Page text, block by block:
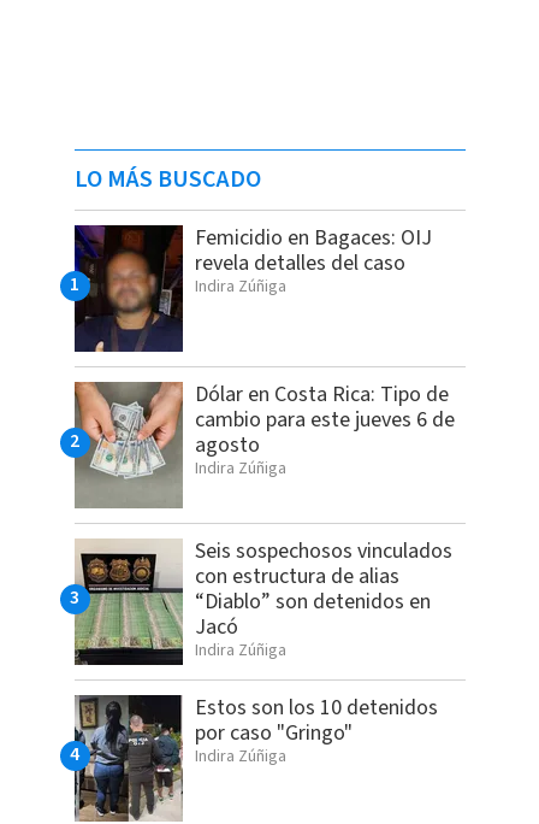
LO MÁS BUSCADO
Femicidio en Bagaces: OIJ
revela detalles del caso
Indira Zúñiga
Dólar en Costa Rica: Tipo de
cambio para este jueves 6 de
agosto
Indira Zúñiga
Seis sospechosos vinculados
con estructura de alias
“Diablo” son detenidos en
Jacó
Indira Zúñiga
Estos son los 10 detenidos
por caso "Gringo"
Indira Zúñiga